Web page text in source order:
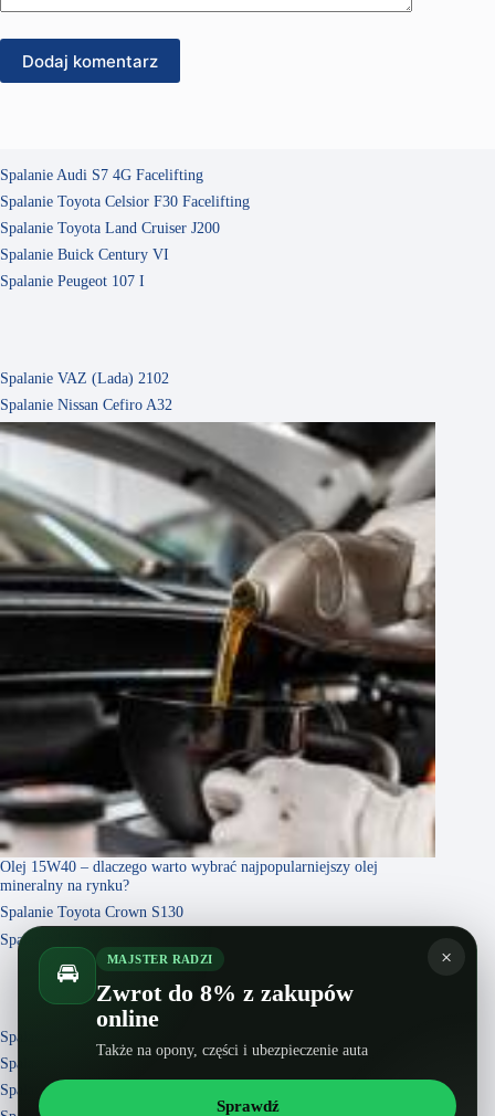
Dodaj komentarz
Spalanie Audi S7 4G Facelifting
Spalanie Toyota Celsior F30 Facelifting
Spalanie Toyota Land Cruiser J200
Spalanie Buick Century VI
Spalanie Peugeot 107 I
Spalanie VAZ (Lada) 2102
Spalanie Nissan Cefiro A32
Olej 15W40 – dlaczego warto wybrać najpopularniejszy olej
mineralny na rynku?
Spalanie Toyota Crown S130
Spalanie Mercedes-Benz W124
Spalanie Kia Sorento III Facelifting
Spalanie Honda Civic V
Spalanie Opel Zafira Family Facelifting
×
🚘 MAJSTER RADZI
Zwrot do 8% z zakupów
online
Także na opony, części i ubezpieczenie auta
Sprawdź